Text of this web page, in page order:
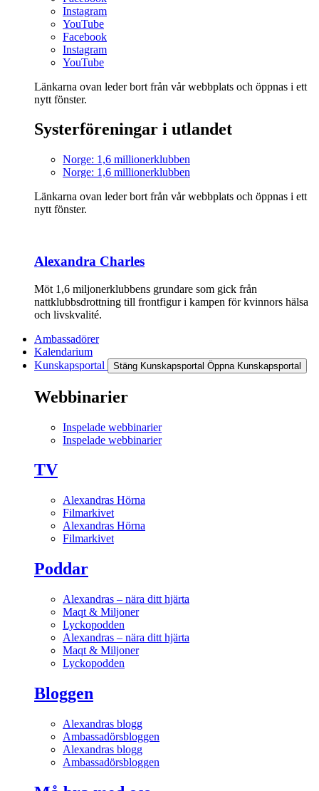
Instagram
YouTube
Facebook
Instagram
YouTube
Länkarna ovan leder bort från vår webbplats och öppnas i ett
nytt fönster.
Systerföreningar i utlandet
Norge: 1,6 millionerklubben
Norge: 1,6 millionerklubben
Länkarna ovan leder bort från vår webbplats och öppnas i ett
nytt fönster.
Alexandra Charles
Möt 1,6 miljonerklubbens grundare som gick från
nattklubbsdrottning till frontfigur i kampen för kvinnors hälsa
och livskvalité.
Ambassadörer
Kalendarium
Kunskapsportal
Stäng Kunskapsportal Öppna Kunskapsportal
Webbinarier
Inspelade webbinarier
Inspelade webbinarier
TV
Alexandras Hörna
Filmarkivet
Alexandras Hörna
Filmarkivet
Poddar
Alexandras – nära ditt hjärta
Maqt & Miljoner
Lyckopodden
Alexandras – nära ditt hjärta
Maqt & Miljoner
Lyckopodden
Bloggen
Alexandras blogg
Ambassadörsbloggen
Alexandras blogg
Ambassadörsbloggen